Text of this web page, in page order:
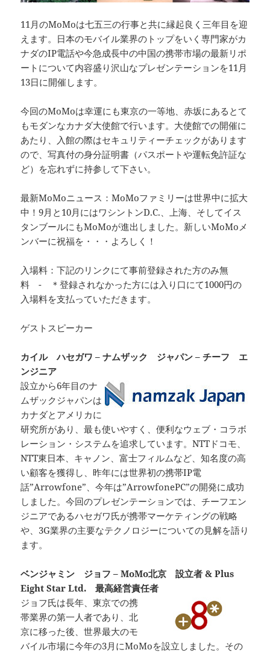
11月のMoMoは七五三の行事と共に縁起良く三年目を迎
えます。日本のモバイル業界のトップをいく専門家がカ
ナダのIP電話や今急成長中の中国の携帯市場の最新リポ
ートについて内容盛り沢山なプレゼンテーションを11月
13日に開催します。
今回のMoMoは幸運にも東京の一等地、赤坂にあるとて
もモダンなカナダ大使館で行います。大使館での開催に
あたり、入館の際はセキュリティーチェックがあります
ので、写真付の身分証明書（パスポートや運転免許証な
ど）を忘れずに持参して下さい。
最新MoMoニュース：MoMoファミリーは世界中に拡大
中！9月と10月にはワシントンD.C.、上海、そしてイス
タンブールにもMoMoが進出しました。新しいMoMoメ
ンバーに祝福を・・・よろしく！
入場料：下記のリンクにて事前登録された方のみ無
料 - ＊登録されなかった方には入り口にて1000円の
入場料を支払っていただきます。
ゲストスピーカー
カイル ハセガワ – ナムザック ジャパン – チーフ エ
ンジニア
設立から6年目のナ
ムザックジャパンは
カナダとアメリカに
研究所があり、最も使いやすく、便利なウェブ・コラボ
レーション・システムを追求しています。NTTドコモ、
NTT東日本、キャノン、富士フィルムなど、知名度の高
い顧客を獲得し、昨年には世界初の携帯IP電
話”Arrowfone”、今年は”ArrowfonePC”の開発に成功
しました。今回のプレゼンテーションでは、チーフエン
ジニアであるハセガワ氏が携帯マーケティングの戦略
や、3G業界の主要なテクノロジーについての見解を語り
ます。
ベンジャミン ジョフ – MoMo北京 設立者 & Plus
Eight Star Ltd. 最高経営責任者
ジョフ氏は長年、東京での携
帯業界の第一人者であり、北
京に移った後、世界最大のモ
バイル市場に今年の3月にMoMoを設立しました。その